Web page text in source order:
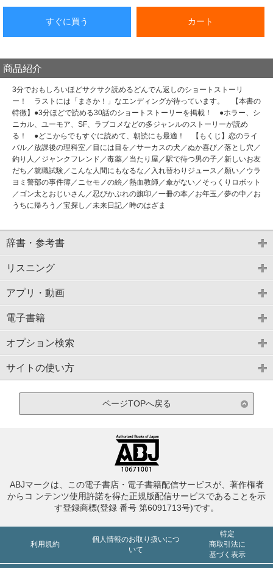
すぐに買う カート
商品紹介
3分でおもしろいほどサクサク読めるどんでん返しのショートストーリ
ー！ ラストには「まさか！」なエンディングが待っています。 【本書の
特徴】●3分ほどで読める30話のショートストーリーを掲載！ ●ホラー、シ
ニカル、ユーモア、SF、ラブコメなどの多ジャンルのストーリーが読め
る！ ●どこからでもすぐに読めて、朝読にも最適！ 【もくじ】恋のライ
バル／放課後の理科室／目には目を／サーカスの犬／ぬか喜び／落とし穴／
釣り人／ジャンクフレンド／毒薬／当たり屋／駅で待つ男の子／新しいお友
だち／就職試験／こんな人間にもなるな／入れ替わりジュース／願い／ウラ
ヨミ警部の事件簿／ニセモノの絵／熱血教師／傘がない／そっくりロボット
／ゴン太とおじいさん／忍びかぶれの旗印／一冊の本／お年玉／夢の中／お
うちに帰ろう／宝探し／未来日記／時のはざま
辞書・参考書
リスニング
アプリ・動画
電子書籍
オプション検索
サイトの使い方
ページTOPへ戻る
ABJマークは、この電子書店・電子書籍配信サービスが、著作権者
からコ ンテンツ使用許諾を得た正規版配信サービスであることを示
す登録商標(登録 番号 第6091713号)です。
利用規約
個人情報のお取り扱いにつ
いて
特定
商取引法に
基づく表示